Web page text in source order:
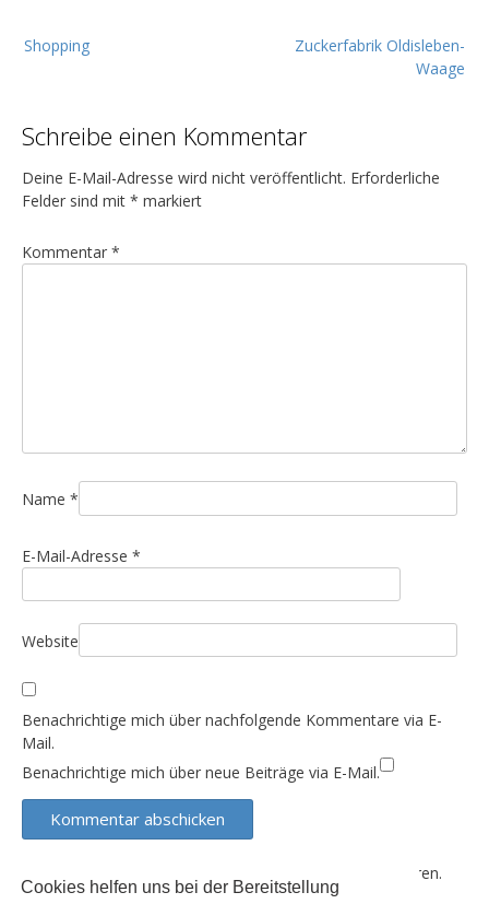
Cookies helfen uns bei der Bereitstellung
e
t
r
a
g
s
n
t
i
o
n
Zuckerfabrik Oldisleben-
Waage
Shopping
Schreibe einen Kommentar
Deine E-Mail-Adresse wird nicht veröffentlicht. Erforderliche
Felder sind mit * markiert
Kommentar *
Name *
E-Mail-Adresse *
Website
Benachrichtige mich über nachfolgende Kommentare via E-
Mail.
Benachrichtige mich über neue Beiträge via E-Mail.
Diese Website verwendet Akismet, um Spam zu reduzieren.
Erfahre, wie deine Kommentardaten verarbeitet werden.